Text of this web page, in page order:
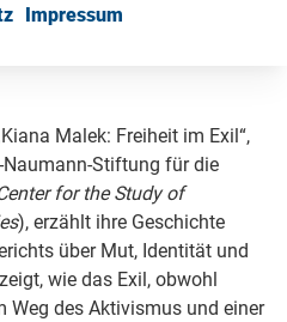
sie ist auch eine
Malek: Freiheit im Exil“,
Stiftung für die
for the Study of
), erzählt ihre Geschichte
über Mut, Identität und
wie das Exil, obwohl
Weg des Aktivismus und einer
Impressum